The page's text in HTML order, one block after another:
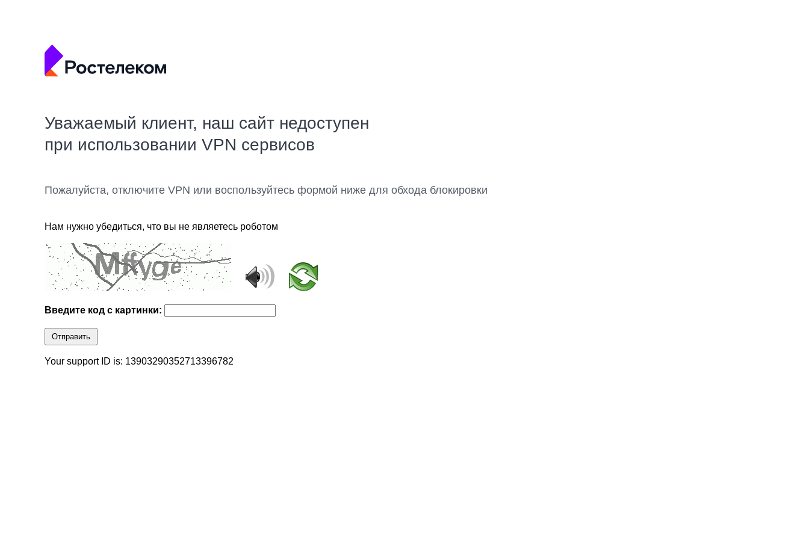
Уважаемый клиент, наш сайт недоступен
при использовании VPN сервисов
Пожалуйста, отключите VPN или воспользуйтесь формой ниже для обхода блокировки
Нам нужно убедиться, что вы не являетесь роботом
Введите код с картинки:
Отправить
Your support ID is: 13903290352713396782